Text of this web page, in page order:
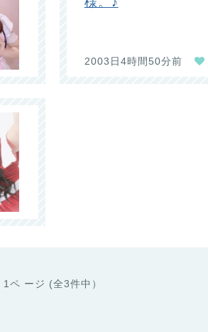
2003日4時間50分前
1ペ ージ (全3件中）